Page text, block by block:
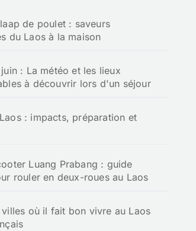
de poulet : saveurs
du Laos à la maison
: La météo et les lieux
à découvrir lors d'un séjour
: impacts, préparation et
Luang Prabang : guide
rouler en deux-roues au Laos
villes où il fait bon vivre au Laos